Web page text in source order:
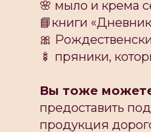
🌸 мыло и крема
📘книги
🎀
🍢 пряники,
Вы тоже
предоставить
продукция